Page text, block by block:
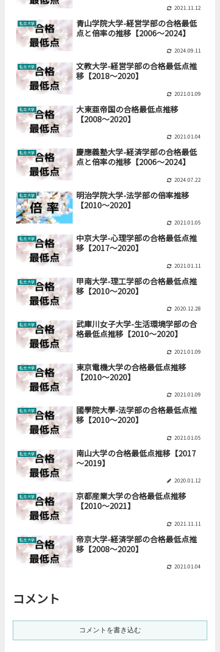
2021.11.12
私立大学
青山学院大学-経営学部の合格最低
点と倍率の推移【2006～2024】
2024.09.11
私立大学
文教大学-経営学部の合格最低点推
移【2018～2020】
2021.01.09
私立大学
大東亜帝国の合格最低点推移
【2008～2020】
2021.01.04
私立大学
慶應義塾大学-経済学部の合格最低
点と倍率の推移【2006～2024】
2024.07.22
私立大学
明治学院大学-法学部の倍率推移
【2010～2020】
2021.01.05
私立大学
中京大学-心理学部の合格最低点推
移【2017～2020】
2021.01.11
私立大学
甲南大学-理工学部の合格最低点推
移【2010～2020】
2020.12.28
私立大学
武庫川女子大学-生活環境学部の合
格最低点推移【2010～2020】
2021.01.09
私立大学
東京電機大学の合格最低点推移
【2010～2020】
2021.01.09
私立大学
國學院大學-法学部の合格最低点推
移【2010～2020】
2021.01.05
私立大学
南山大学の合格最低点推移【2017
～2019】
2020.01.12
私立大学
京都産業大学の合格最低点推移
【2010～2021】
2021.11.11
私立大学
帝京大学-経済学部の合格最低点推
移【2008～2020】
2021.01.04
コメント
コメントを書き込む